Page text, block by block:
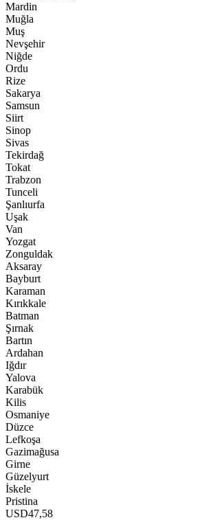
Mardin
Muğla
Muş
Nevşehir
Niğde
Ordu
Rize
Sakarya
Samsun
Siirt
Sinop
Sivas
Tekirdağ
Tokat
Trabzon
Tunceli
Şanlıurfa
Uşak
Van
Yozgat
Zonguldak
Aksaray
Bayburt
Karaman
Kırıkkale
Batman
Şırnak
Bartın
Ardahan
Iğdır
Yalova
Karabük
Kilis
Osmaniye
Düzce
Lefkoşa
Gazimağusa
Girne
Güzelyurt
İskele
Pristina
USD47,58